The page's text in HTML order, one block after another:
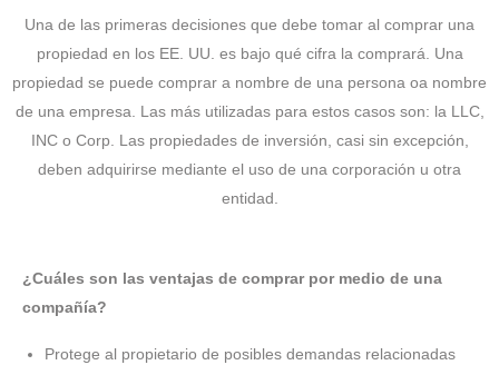
Una de las primeras decisiones que debe tomar al comprar una
propiedad en los EE. UU. es bajo qué cifra la comprará. Una
propiedad se puede comprar a nombre de una persona oa nombre
de una empresa. Las más utilizadas para estos casos son: la LLC,
INC o Corp. Las propiedades de inversión, casi sin excepción,
deben adquirirse mediante el uso de una corporación u otra
entidad.
¿Cuáles son las ventajas de comprar por medio de una
compañía?
Protege al propietario de posibles demandas relacionadas